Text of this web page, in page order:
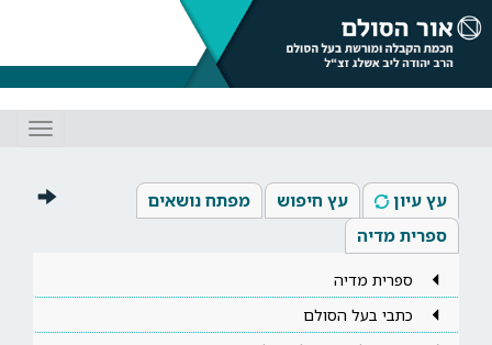
עץ עיון עץ חיפוש
מפתח נושאים
ספרית מדיה
ספרית מדיה
כתבי בעל הסולם